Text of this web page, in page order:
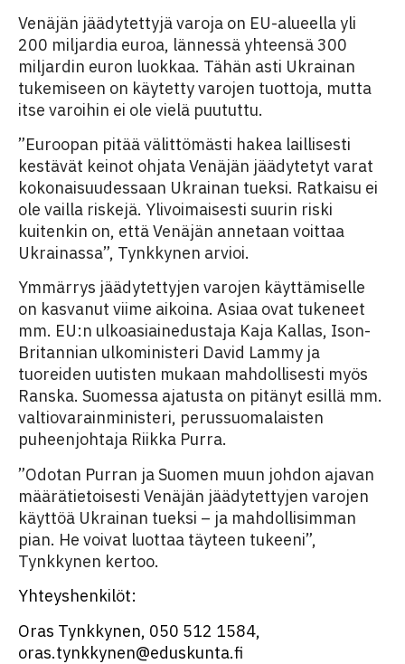
Venäjän jäädytettyjä varoja on EU-alueella yli
200 miljardia euroa, lännessä yhteensä 300
miljardin euron luokkaa. Tähän asti Ukrainan
tukemiseen on käytetty varojen tuottoja, mutta
itse varoihin ei ole vielä puututtu.
”Euroopan pitää välittömästi hakea laillisesti
kestävät keinot ohjata Venäjän jäädytetyt varat
kokonaisuudessaan Ukrainan tueksi. Ratkaisu ei
ole vailla riskejä. Ylivoimaisesti suurin riski
kuitenkin on, että Venäjän annetaan voittaa
Ukrainassa”, Tynkkynen arvioi.
Ymmärrys jäädytettyjen varojen käyttämiselle
on kasvanut viime aikoina. Asiaa ovat tukeneet
mm. EU:n ulkoasiainedustaja Kaja Kallas, Ison-
Britannian ulkoministeri David Lammy ja
tuoreiden uutisten mukaan mahdollisesti myös
Ranska. Suomessa ajatusta on pitänyt esillä mm.
valtiovarainministeri, perussuomalaisten
puheenjohtaja Riikka Purra.
”Odotan Purran ja Suomen muun johdon ajavan
määrätietoisesti Venäjän jäädytettyjen varojen
käyttöä Ukrainan tueksi – ja mahdollisimman
pian. He voivat luottaa täyteen tukeeni”,
Tynkkynen kertoo.
Yhteyshenkilöt:
Oras Tynkkynen, 050 512 1584,
oras.tynkkynen@eduskunta.fi